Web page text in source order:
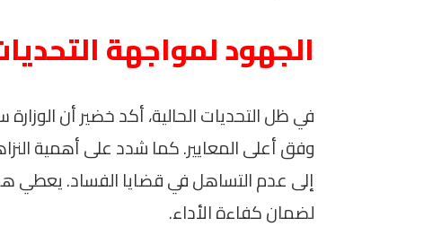
الجهود لمواجهة
في ظل التحديات الحالية، أكد خضير أن
وفق أعلى المعايير. كما شدد على أهمية
إلى عدم التساهل في قضايا الفساد. يعطي
لضمان كفاءة الأداء.